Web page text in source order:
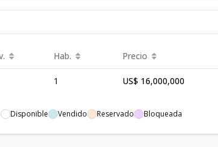
Hab. Precio
1 US$ 16,000,000
Disponible Vendido Reservado Bloqueada